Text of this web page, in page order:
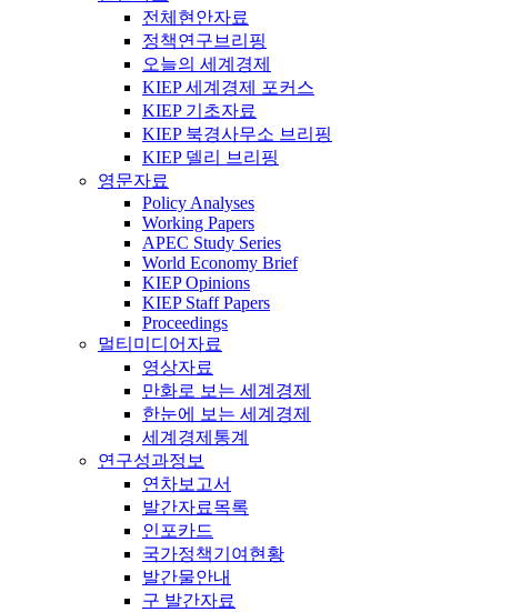
전체현안자료
정책연구브리핑
오늘의 세계경제
KIEP 세계경제 포커스
KIEP 기초자료
KIEP 북경사무소 브리핑
KIEP 델리 브리핑
영문자료
Policy Analyses
Working Papers
APEC Study Series
World Economy Brief
KIEP Opinions
KIEP Staff Papers
Proceedings
멀티미디어자료
영상자료
만화로 보는 세계경제
한눈에 보는 세계경제
세계경제통계
연구성과정보
연차보고서
발간자료목록
인포카드
국가정책기여현황
발간물안내
구 발간자료